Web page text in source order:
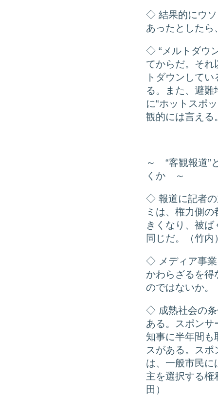
◇ 結果的にウソ
あったとしたら
◇ “メルトダウ
てからだ。それ
トダウンして
る。また、避
に“ホットスポ
観的には言える
～ “客観報道”
くか ～
◇ 報道に記者の
ミは、権力側
きくなり、被
同じだ。（竹内
◇ メディア事業
かわらざるを得
のではないか。
◇ 成熟社会の条
ある。スポンサ
知事に半年間も
スがある。ス
は、一般市民に
主を選択する権
田）